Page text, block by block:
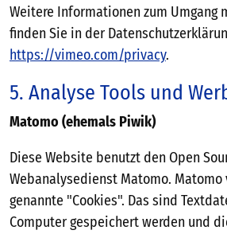
Weitere Informationen zum Umgang
finden Sie in der
https://vimeo.com/privacy.
5. Analyse Tools und
Matomo (ehemals Piwik)
Diese Website benutzt den Open
Webanalysedienst Matomo.
genannte "Cookies". Das sind
Computer gespeichert werden und